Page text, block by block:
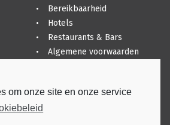
Bereikbaarheid
Hotels
Restaurants & Bars
Algemene voorwaarden
om onze site en onze service